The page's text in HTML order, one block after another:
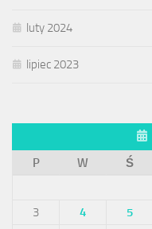
luty 2024
lipiec 2023
P
W Ś
3
4 5